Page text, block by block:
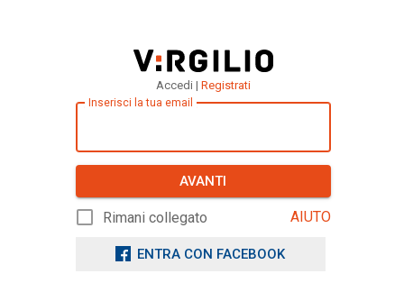
Accedi | Registrati
Inserisci la tua email
AVANTI
Rimani collegato AIUTO
ENTRA CON FACEBOOK